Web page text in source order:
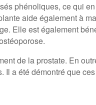
phénoliques, ce qui
aide également à
Elle est également
de la prostate. En
a été démontré que